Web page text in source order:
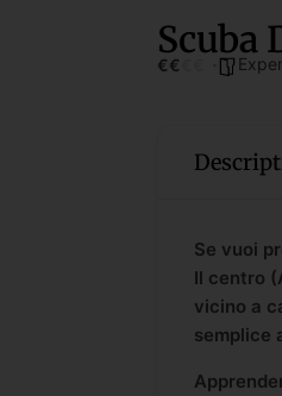
Scuba
€€
Se vuoi
Il centro
vicino a
semplice